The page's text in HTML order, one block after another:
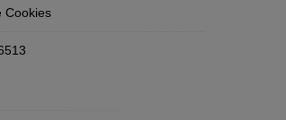
Cookies